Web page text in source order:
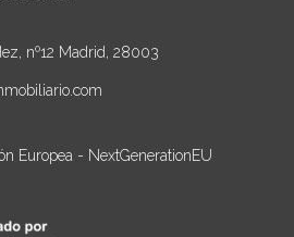
nº12 Madrid, 28003
Europea - NextGenerationEU